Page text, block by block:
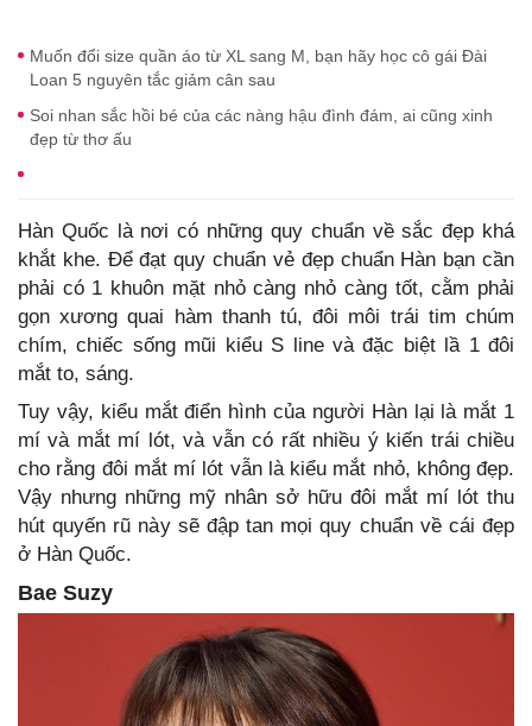
Muốn đổi size quần áo từ XL sang M, bạn hãy học cô gái Đài
Loan 5 nguyên tắc giảm cân sau
Soi nhan sắc hồi bé của các nàng hậu đình đám, ai cũng xinh
đẹp từ thơ ấu
Hàn Quốc là nơi có những quy chuẩn về sắc đẹp khá
khắt khe. Để đạt quy chuẩn vẻ đẹp chuẩn Hàn bạn cần
phải có 1 khuôn mặt nhỏ càng nhỏ càng tốt, cằm phải
gọn xương quai hàm thanh tú, đôi môi trái tim chúm
chím, chiếc sống mũi kiểu S line và đặc biệt lầ 1 đôi
mắt to, sáng.
Tuy vậy, kiểu mắt điển hình của người Hàn lại là mắt 1
mí và mắt mí lót, và vẫn có rất nhiều ý kiến trái chiều
cho rằng đôi mắt mí lót vẫn là kiểu mắt nhỏ, không đẹp.
Vậy nhưng những mỹ nhân sở hữu đôi mắt mí lót thu
hút quyến rũ này sẽ đập tan mọi quy chuẩn về cái đẹp
ở Hàn Quốc.
Bae Suzy